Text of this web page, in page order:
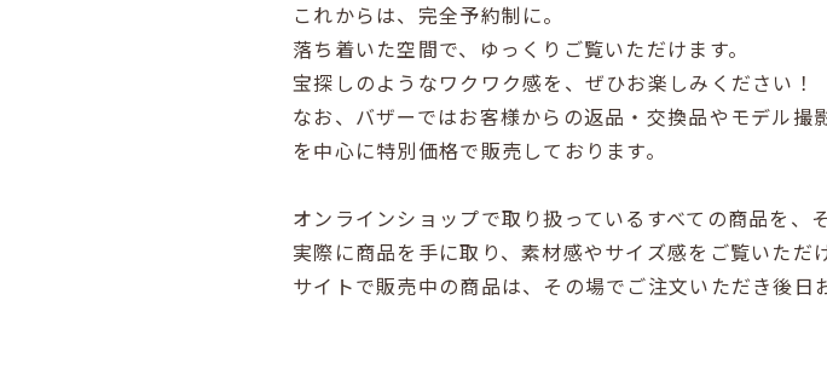
これからは、完全予約制に。
落ち着いた空間で、ゆっくりご覧いただけます。
宝探しのようなワクワク感を、ぜひお楽しみください！
なお、バザーではお客様からの返品・交換品やモデル
を中心に特別価格で販売しております。
オンラインショップで取り扱っているすべての商品を、
実際に商品を手に取り、素材感やサイズ感をご覧いただ
サイトで販売中の商品は、その場でご注文いただき後日